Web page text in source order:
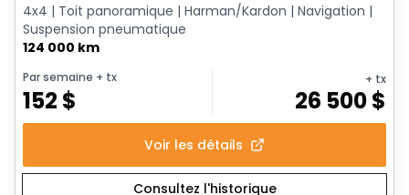
4x4 | Toit panoramique | Harman/Kardon | Navigation |
Suspension pneumatique
124 000 km
Par semaine + tx
152 $
+ tx
26 500$
Voir les détails
Consultez l'historique